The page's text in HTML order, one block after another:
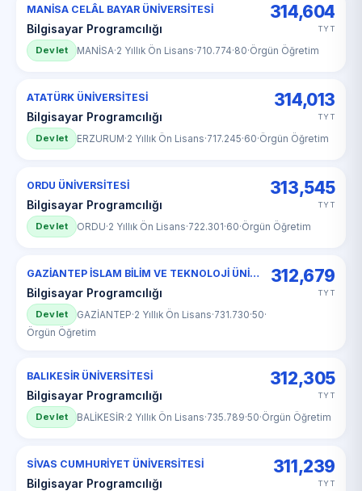
MANİSA CELÂL BAYAR ÜNİVERSİTESİ
Bilgisayar Programcılığı
314,604
TYT
Devlet MANİSA·2 Yıllık Ön Lisans·710.774·80·Örgün Öğretim
ATATÜRK ÜNİVERSİTESİ
Bilgisayar Programcılığı
314,013
TYT
Devlet ERZURUM·2 Yıllık Ön Lisans·717.245·60·Örgün Öğretim
ORDU ÜNİVERSİTESİ
Bilgisayar Programcılığı
313,545
TYT
Devlet ORDU·2 Yıllık Ön Lisans·722.301·60·Örgün Öğretim
GAZİANTEP İSLAM BİLİM VE TEKNOLOJİ ÜNİVERSİTESİ
Bilgisayar Programcılığı
312,679
TYT
Devlet GAZİANTEP·2 Yıllık Ön Lisans·731.730·50·
Örgün Öğretim
BALIKESİR ÜNİVERSİTESİ
Bilgisayar Programcılığı
312,305
TYT
Devlet BALİKESİR·2 Yıllık Ön Lisans·735.789·50·Örgün Öğretim
SİVAS CUMHURİYET ÜNİVERSİTESİ
Bilgisayar Programcılığı
311,239
TYT